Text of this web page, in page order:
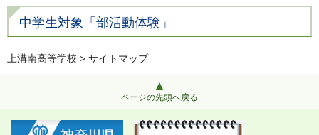
中学生対象「部活動体験」
上溝南高等学校 > サイトマップ
ページの先頭へ戻る